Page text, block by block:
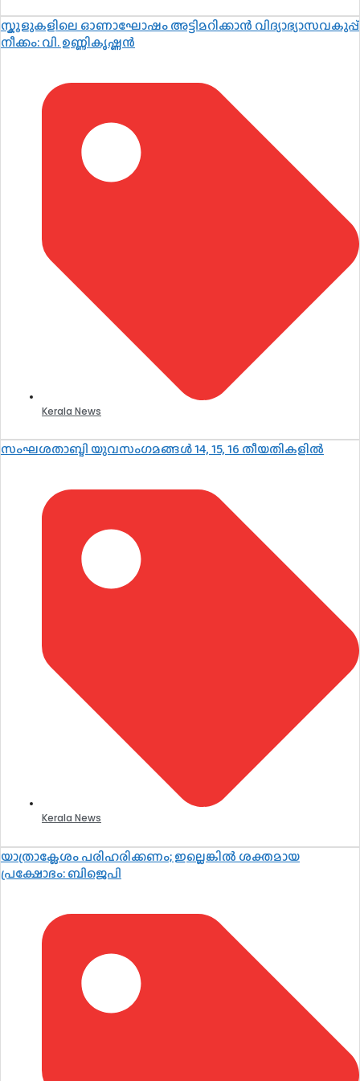
സ്കൂളുകളിലെ ഓണാഘോഷം അട്ടിമറിക്കാൻ വിദ്യാഭ്യാസവകുപ്പ്
നീക്കം: വി. ഉണ്ണികൃഷ്ണൻ
Kerala News
സംഘശതാബ്ദി യുവസംഗമങ്ങള്‍ 14, 15, 16 തീയതികളില്‍
Kerala News
യാത്രാക്ലേശം പരിഹരിക്കണം; ഇല്ലെങ്കിൽ ശക്തമായ
പ്രക്ഷോഭം: ബിജെപി